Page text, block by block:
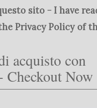
sito - I have
Privacy Policy of
acquisto con
Checkout Now